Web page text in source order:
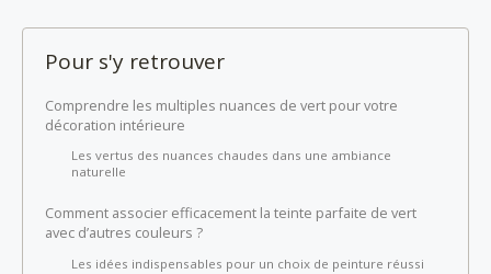
Pour s'y retrouver
Comprendre les multiples nuances de vert pour votre
décoration intérieure
Les vertus des nuances chaudes dans une ambiance
naturelle
Comment associer efficacement la teinte parfaite de vert
avec d’autres couleurs ?
Les idées indispensables pour un choix de peinture réussi